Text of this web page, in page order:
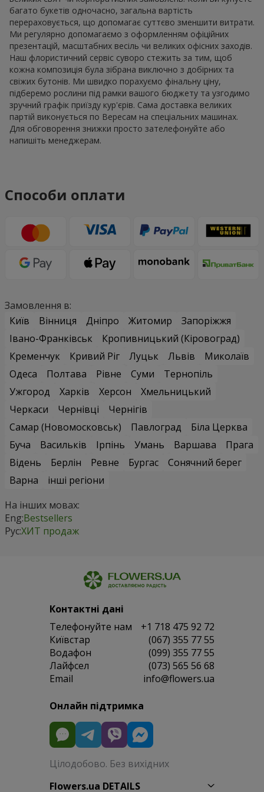
багато букетів одночасно, загальна вартість
перераховується, що допомагає суттєво зменшити витрати.
Ми регулярно допомагаємо з оформленням офіційних
презентацій, масштабних весіль чи великих офісних заходів.
Наш флористичний сервіс суворо стежить за тим, щоб
кожна композиція була зібрана виключно з добірних та
свіжих бутонів. Ми швидко порахуємо фінальну ціну,
підберемо рослини під рамки вашого бюджету та узгодимо
зручний графік приїзду кур'єрів. Сама доставка великих
партій виконується по Вересам на спеціальних машинах.
Для обговорення знижки просто зателефонуйте або
напишіть менеджерам.
Способи оплати
Замовлення в:
Київ
Вінниця Дніпро Житомир
Запоріжжя
Івано-Франківськ
Кропивницький (Кіровоград)
Кременчук
Кривий Ріг Луцьк Львів
Миколаїв
Одеса
Полтава Рівне Суми
Тернопіль
Ужгород
Харків Херсон
Хмельницький
Черкаси
Чернівці
Чернігів
Самар (Новомосковськ)
Павлоград
Біла Церква
Буча
Васильків Ірпінь Умань Варшава
Прага
Відень
Берлін Ревне Бургас
Сонячний берег
Варна
інші регіони
На інших мовах:
Eng:Bestsellers
Рус:ХИТ продаж
Контактні дані
Телефонуйте нам
+1 718 475 92 72
Київстар
(067) 355 77 55
Водафон
(099) 355 77 55
Лайфсел
(073) 565 56 68
Email
info@flowers.ua
Онлайн підтримка
Цілодобово. Без вихідних
Flowers.ua DETAILS